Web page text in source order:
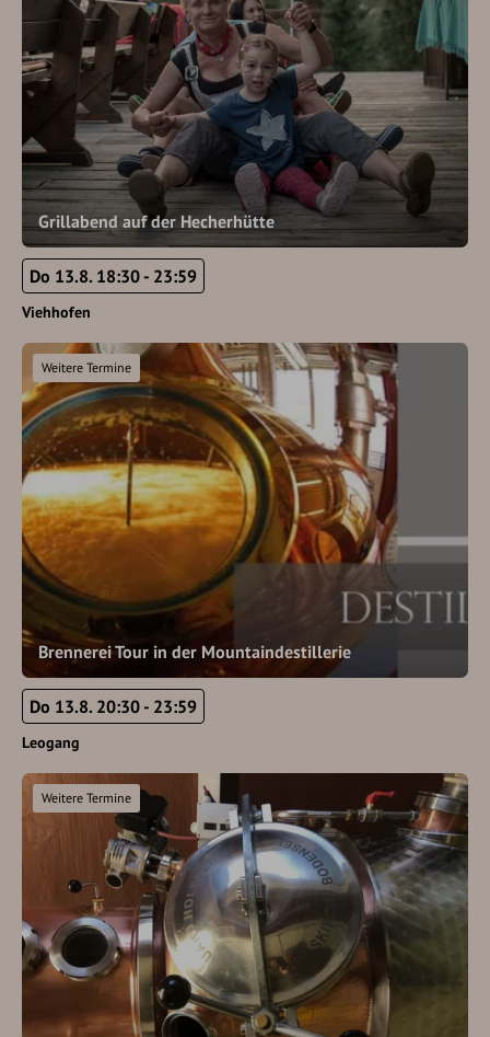
Grillabend auf der Hecherhütte
Do 13.8. 18:30 - 23:59
Viehhofen
Brennerei Tour in der Mountaindestillerie
Weitere Termine
Do 13.8. 20:30 - 23:59
Leogang
Weitere Termine